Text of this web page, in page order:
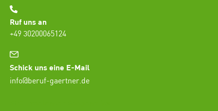
Ruf uns an
+49 30200065124
Schick uns eine E-Mail
info@beruf-gaertner.de